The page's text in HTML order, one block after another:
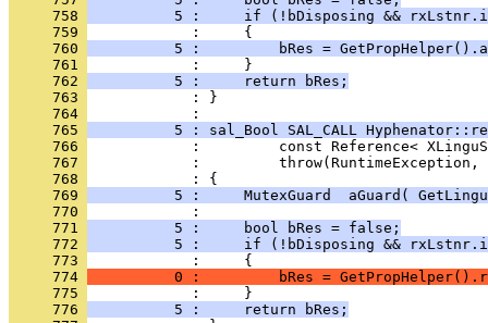
     758
5 :     if (!bDisposing &&
     759
     760
5 :         bRes =
     761
     762
          5 :     return bRes;
     763
            : }
     764
     765
5 : sal_Bool SAL_CALL
     766
     767
     768
     769
5 :     MutexGuard  aGuard(
     770
     771
          5 :     bool bRes = false;
     772
5 :     if (!bDisposing &&
     773
     774
0 :         bRes =
     775
     776
          5 :     return bRes;